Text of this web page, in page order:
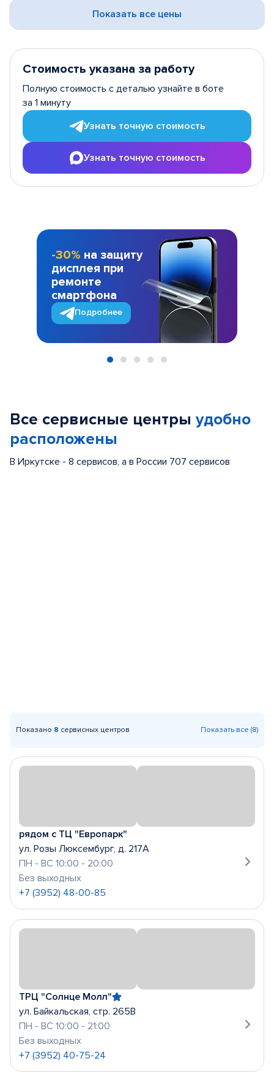
Показать все цены
Стоимость указана за работу
Полную стоимость с деталью узнайте в боте
за 1 минуту
Узнать точную стоимость
Узнать точную стоимость
-30% на защиту
дисплея при
ремонте
смартфона
Подробнее
Все сервисные центры удобно
расположены
В Иркутске - 8 сервисов, а в России 707 сервисов
Показано 8 сервисных центров Показать все (8)
рядом с ТЦ "Европарк"
ул. Розы Люксембург, д. 217А
ПН - ВС 10:00 - 20:00
Без выходных
+7 (3952) 48-00-85
ТРЦ "Солнце Молл"
ул. Байкальская, стр. 265В
ПН - ВС 10:00 - 21:00
Без выходных
+7 (3952) 40-75-24